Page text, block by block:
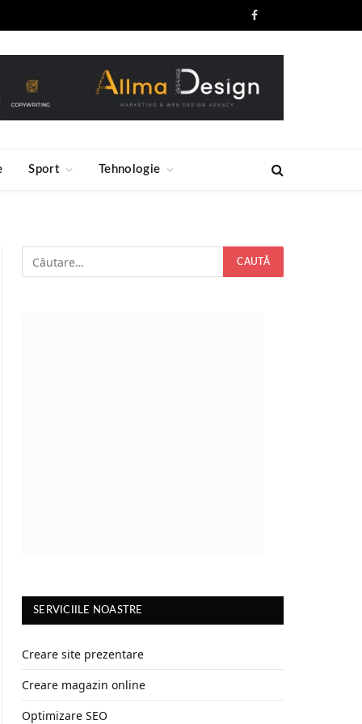
Facebook
Sport Tehnologie
SERVICIILE NOASTRE
Creare site prezentare
Creare magazin online
Optimizare SEO